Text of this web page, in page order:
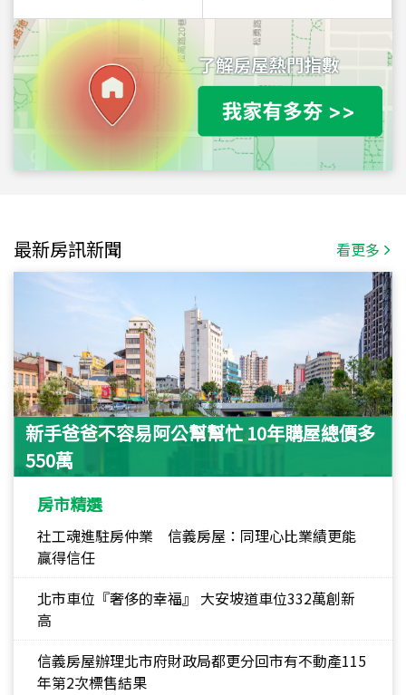
最新房訊新聞 看更多
新手爸爸不容易阿公幫幫忙 10年購屋總價多
550萬
房市精選
社工魂進駐房仲業 信義房屋：同理心比業績更能
贏得信任
北市車位『奢侈的幸福』 大安坡道車位332萬創新
高
信義房屋辦理北市府財政局都更分回市有不動產115
年第2次標售結果